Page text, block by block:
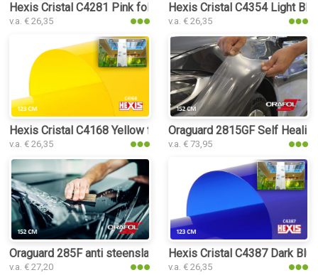
Hexis Cristal C4281 Pink folie
v.a. € 26,35
Hexis Cristal C4354 Light
v.a. € 26,35
Hexis Cristal C4168 Yellow folie
v.a. € 26,35
Oraguard 2815GF Self
v.a. € 73,95
Oraguard 285F anti steenslag PPF folie
v.a. € 27,20
Hexis Cristal C4387 Dark
v.a. € 26,35